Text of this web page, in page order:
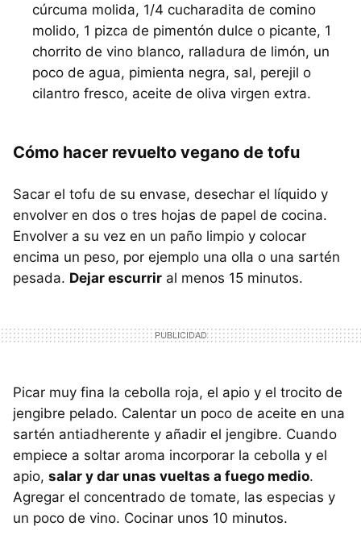
cúrcuma molida, 1/4 cucharadita de comino
molido, 1 pizca de pimentón dulce o picante, 1
chorrito de vino blanco, ralladura de limón, un
poco de agua, pimienta negra, sal, perejil o
cilantro fresco, aceite de oliva virgen extra.
Cómo hacer revuelto vegano de tofu
Sacar el tofu de su envase, desechar el líquido y
envolver en dos o tres hojas de papel de cocina.
Envolver a su vez en un paño limpio y colocar
encima un peso, por ejemplo una olla o una sartén
pesada. Dejar escurrir al menos 15 minutos.
Picar muy fina la cebolla roja, el apio y el trocito de
jengibre pelado. Calentar un poco de aceite en una
sartén antiadherente y añadir el jengibre. Cuando
empiece a soltar aroma incorporar la cebolla y el
apio, salar y dar unas vueltas a fuego medio.
Agregar el concentrado de tomate, las especias y
un poco de vino. Cocinar unos 10 minutos.